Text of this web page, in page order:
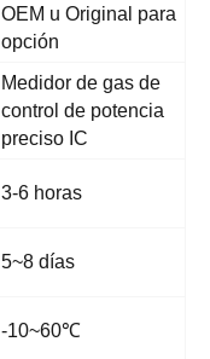
OEM u Original para
opción
Medidor de gas de
control de potencia
preciso IC
3-6 horas
5~8 días
-10~60℃